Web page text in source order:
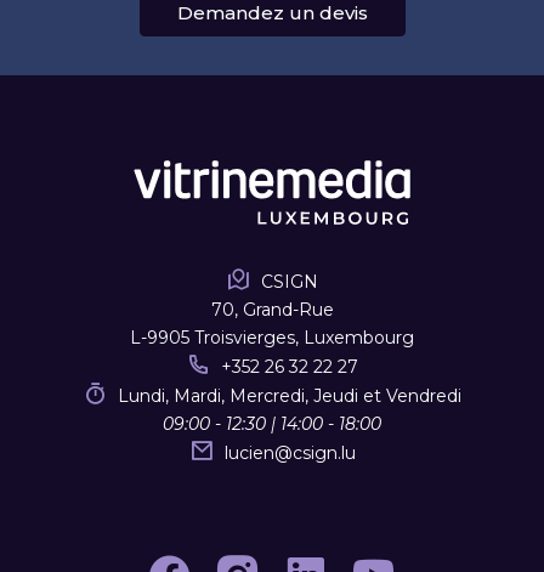
Demandez un devis
CSIGN
70, Grand-Rue
L-9905 Troisvierges, Luxembourg
+352 26 32 22 27
Lundi, Mardi, Mercredi, Jeudi et Vendredi
09:00 - 12:30 | 14:00 - 18:00
lucien@csign.lu